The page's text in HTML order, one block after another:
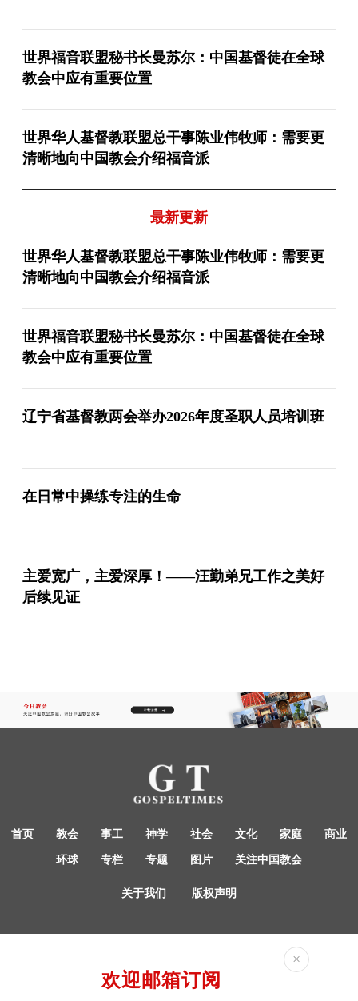
世界福音联盟秘书长曼苏尔：中国基督徒在全球
教会中应有重要位置
世界华人基督教联盟总干事陈业伟牧师：需要更
清晰地向中国教会介绍福音派
最新更新
世界华人基督教联盟总干事陈业伟牧师：需要更
清晰地向中国教会介绍福音派
世界福音联盟秘书长曼苏尔：中国基督徒在全球
教会中应有重要位置
辽宁省基督教两会举办2026年度圣职人员培训班
在日常中操练专注的生命
主爱宽广，主爱深厚！——汪勤弟兄工作之美好
后续见证
首页 教会 事工 神学 社会 文化 家庭 商业
环球 专栏 专题 图片 关注中国教会
关于我们 版权声明
×
欢迎邮箱订阅